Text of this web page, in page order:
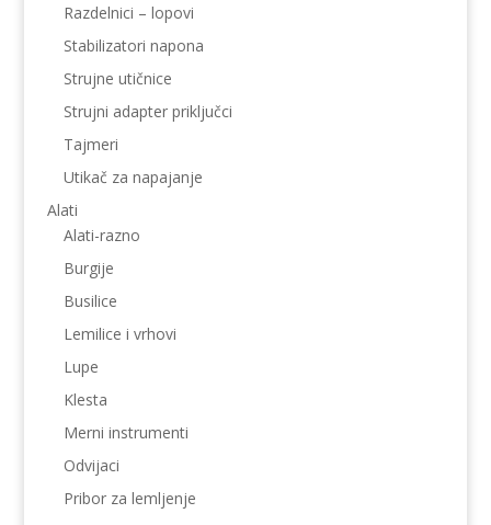
Razdelnici – lopovi
Stabilizatori napona
Strujne utičnice
Strujni adapter priključci
Tajmeri
Utikač za napajanje
Alati
Alati-razno
Burgije
Busilice
Lemilice i vrhovi
Lupe
Klesta
Merni instrumenti
Odvijaci
Pribor za lemljenje